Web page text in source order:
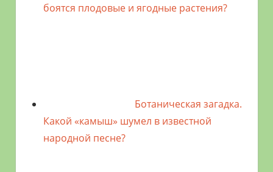
боятся плодовые и ягодные растения?
Ботаническая загадка.
Какой «камыш» шумел в известной
народной песне?